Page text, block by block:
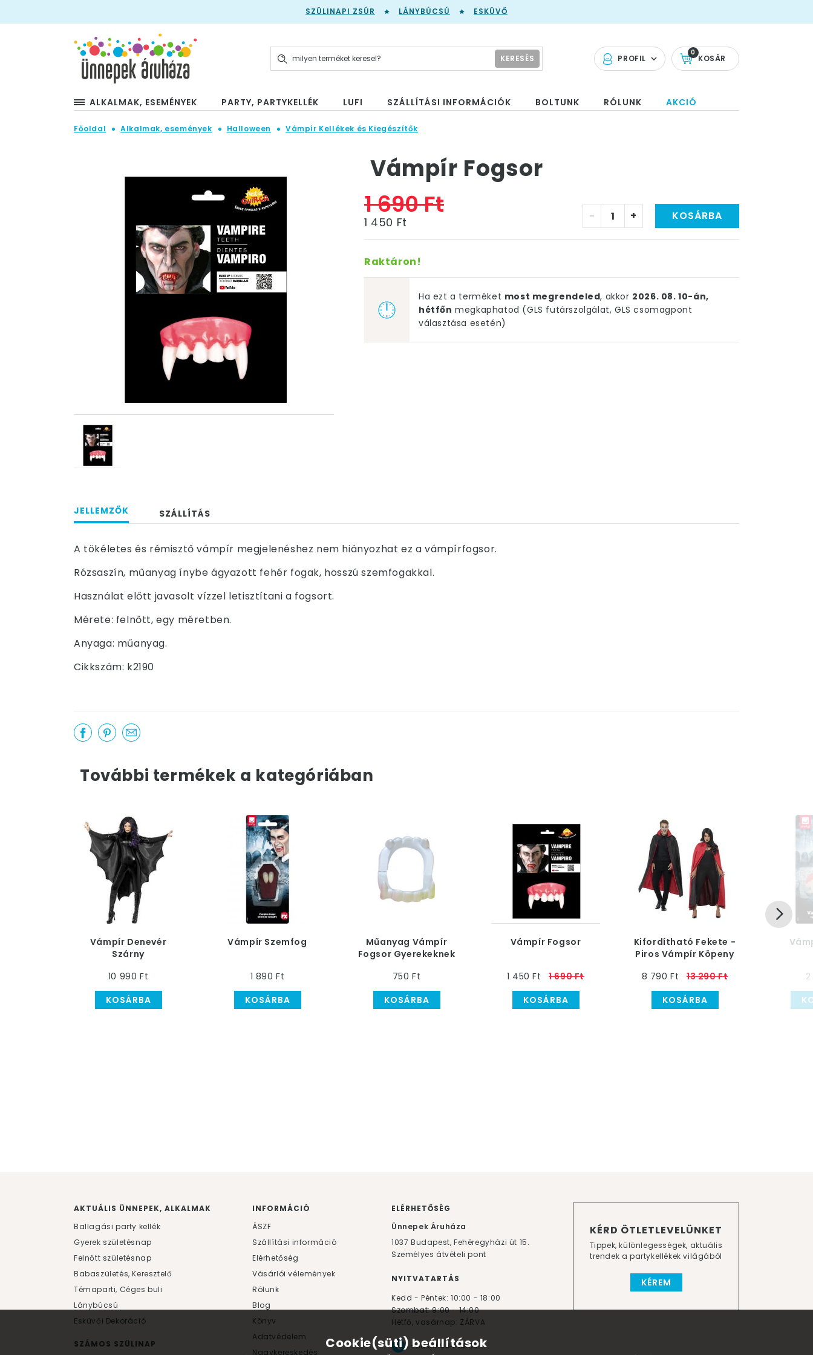
SZÜLINAPI ZSÚR LÁNYBÚCSÚ ESKÜVŐ
PROFIL KOSÁR
0
KERESÉS
ALKALMAK, ESEMÉNYEK PARTY, PARTYKELLÉK LUFI SZÁLLÍTÁSI INFORMÁCIÓK BOLTUNK RÓLUNK AKCIÓ
Főoldal Alkalmak, események Halloween Vámpír Kellékek és Kiegészítők
Vámpír Fogsor
1 690 Ft
1 450 Ft - + KOSÁRBA
Raktáron!
Ha ezt a terméket most megrendeled, akkor 2026. 08. 10-án,
hétfőn megkaphatod (GLS futárszolgálat, GLS csomagpont
választása esetén)
JELLEMZŐK SZÁLLÍTÁS
A tökéletes és rémisztő vámpír megjelenéshez nem hiányozhat ez a vámpírfogsor.
Rózsaszín, műanyag ínybe ágyazott fehér fogak, hosszú szemfogakkal.
Használat előtt javasolt vízzel letisztítani a fogsort.
Mérete: felnőtt, egy méretben.
Anyaga: műanyag.
Cikkszám: k2190
További termékek a kategóriában
Vámpír Denevér
Szárny
10 990 Ft
KOSÁRBA
Vámpír Szemfog
1 890 Ft
KOSÁRBA
Műanyag Vámpír
Fogsor Gyerekeknek
750 Ft
KOSÁRBA
Vámpír Fogsor
1 450 Ft
1 690 Ft
KOSÁRBA
Kifordítható Fekete -
Piros Vámpír Köpeny
8 790 Ft
13 290 Ft
KOSÁRBA
KÉRD ÖTLETLEVELÜNKET
Tippek, különlegességek, aktuális
trendek a partykellékek világából
KÉREM
AKTUÁLIS ÜNNEPEK, ALKALMAK
Ballagási party kellék
Gyerek születésnap
Felnőtt születésnap
Babaszületés, Keresztelő
Témaparti, Céges buli
Lánybúcsú
Esküvői Dekoráció
SZÁMOS SZÜLINAP
INFORMÁCIÓ
ÁSZF
Szállítási információ
Elérhetőség
Vásárlói vélemények
Rólunk
Blog
Könyv
Adatvédelem
Nagykereskedés
ELÉRHETŐSÉG
Ünnepek Áruháza
1037 Budapest, Fehéregyházi út 15.
Személyes átvételi pont
NYITVATARTÁS
Kedd - Péntek: 10:00 - 18:00
Szombat: 9:00 - 14:00
Hétfő, vasárnap: ZÁRVA
+36 30 984 6955
Cookie(süti) beállítások